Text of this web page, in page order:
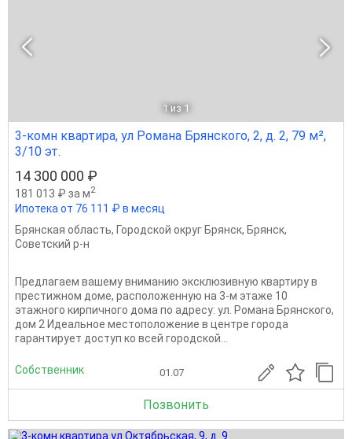
1 из 1
3-комн квартира, ул Романа Брянского, 2, д. 2, 79 м²,
3/10 эт.
14 300 000 ₽
181 013 ₽ за м2
Ипотека от 76 111 ₽ в месяц
Брянская область, Городской округ Брянск, Брянск,
Советский р-н
Предлагаем вашему вниманию эксклюзивную квартиру в
престижном доме, расположенную на 3-м этаже 10
этажного кирпичного дома по адресу: ул. Романа Брянского,
дом 2 Идеальное местоположение в центре города
гарантирует доступ ко всей городской...
Собственник 01.07
Позвонить